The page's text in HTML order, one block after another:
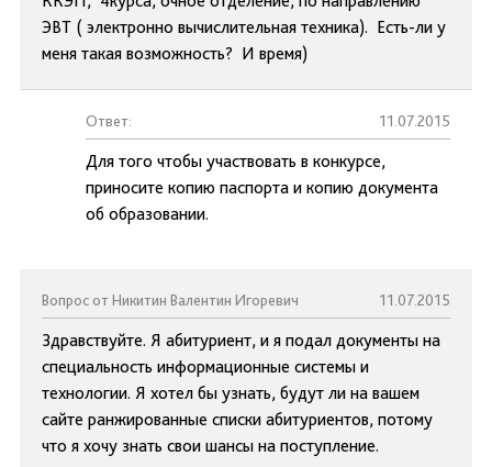
ЭВТ ( электронно вычислительная техника). Есть-ли у
меня такая возможность? И время)
Ответ: 11.07.2015
Для того чтобы участвовать в конкурсе,
приносите копию паспорта и копию документа
об образовании.
Вопрос от Никитин Валентин Игоревич 11.07.2015
Здравствуйте. Я абитуриент, и я подал документы на
специальность информационные системы и
технологии. Я хотел бы узнать, будут ли на вашем
сайте ранжированные списки абитуриентов, потому
что я хочу знать свои шансы на поступление.